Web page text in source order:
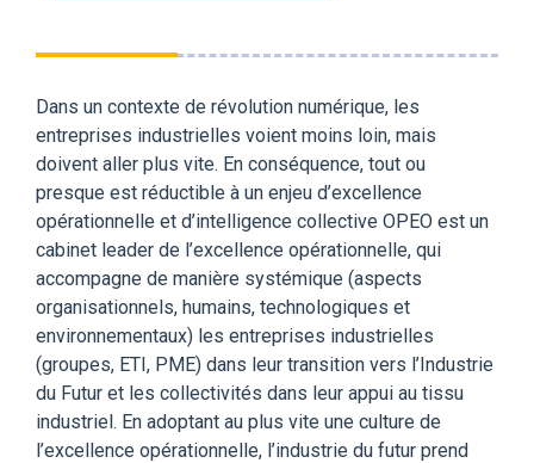
Dans un contexte de révolution numérique, les
entreprises industrielles voient moins loin, mais
doivent aller plus vite. En conséquence, tout ou
presque est réductible à un enjeu d’excellence
opérationnelle et d’intelligence collective OPEO est un
cabinet leader de l’excellence opérationnelle, qui
accompagne de manière systémique (aspects
organisationnels, humains, technologiques et
environnementaux) les entreprises industrielles
(groupes, ETI, PME) dans leur transition vers l’Industrie
du Futur et les collectivités dans leur appui au tissu
industriel. En adoptant au plus vite une culture de
l’excellence opérationnelle, l’industrie du futur prend